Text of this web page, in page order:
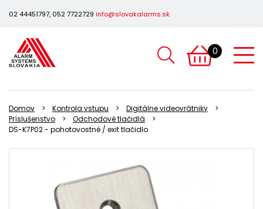
02 44451797, 052 7722729 info@slovakalarms.sk
0
Domov Kontrola vstupu
Digitálne videovrátniky
Príslušenstvo
Odchodové tlačidlá
DS-K7P02 - pohotovostné / exit tlačidlo